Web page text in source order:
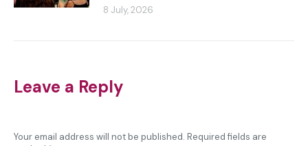
8 July, 2026
Leave a Reply
Your email address will not be published. Required fields are